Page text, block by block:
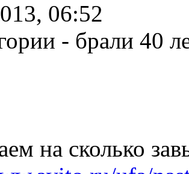
06:52
- брали 40
на сколько